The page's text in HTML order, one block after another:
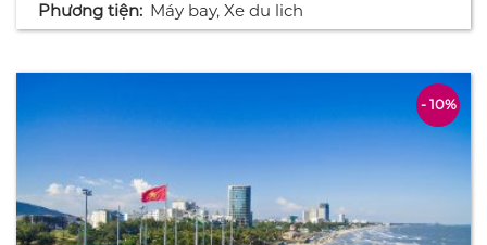
Phương tiện: Máy bay, Xe du lich
- 10%